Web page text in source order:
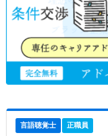
言語聴覚士 正職員